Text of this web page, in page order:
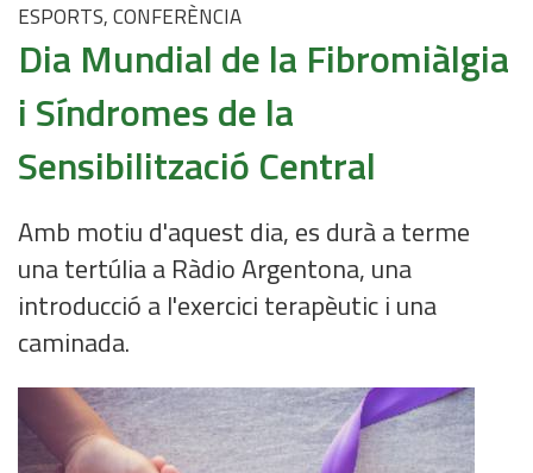
ESPORTS, CONFERÈNCIA
Dia Mundial de la Fibromiàlgia
i Síndromes de la
Sensibilització Central
Amb motiu d'aquest dia, es durà a terme
una tertúlia a Ràdio Argentona, una
introducció a l'exercici terapèutic i una
caminada.